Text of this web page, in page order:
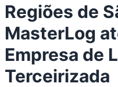
Regiões de
MasterLog
Empresa de
Terceirizada